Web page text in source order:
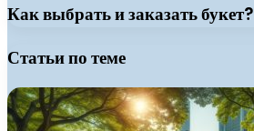
Как выбрать и заказать букет?
Статьи по теме